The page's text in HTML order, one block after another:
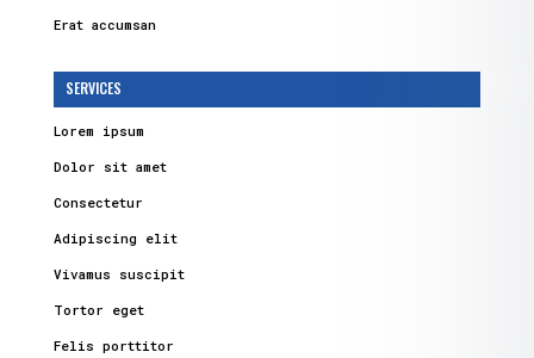
Erat accumsan
SERVICES
Lorem ipsum
Dolor sit amet
Consectetur
Adipiscing elit
Vivamus suscipit
Tortor eget
Felis porttitor